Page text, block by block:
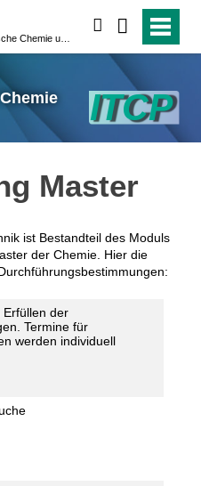
Master
ist Bestandteil des Moduls
der Chemie. Hier die
der
Termine für
werden individuell